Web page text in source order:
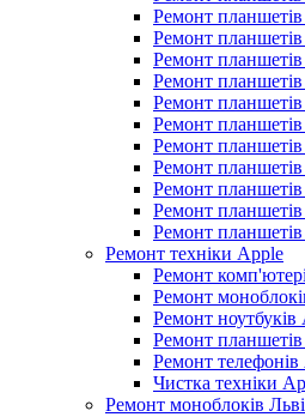
Ремонт
Ремонт
Ремонт
Ремонт
Ремонт планшетів
Ремонт планшетів
Ремонт
Ремонт планшетів
Ремонт
Ремонт
Ремонт
Ремонт техніки Apple
Ремонт
Ремонт
Ремонт
Ремонт
Ремонт
Чистка техніки
Ремонт моноблоків